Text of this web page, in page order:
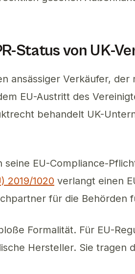
Status von UK-
ansässiger Verkäufer,
EU-Austritt des
behandelt UK-
seine EU-Compliance-
2019/1020 verlangt einen
für die Behörden
Formalität. Für EU-
Hersteller. Sie tragen